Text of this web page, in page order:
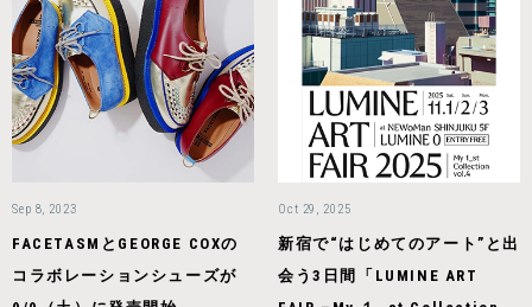
Sep 8, 2023
FACETASMとGEORGE COXの
コラボレーションシューズが
Oct 29, 2025
新宿で“はじめてのアート”と出
会う3日間「LUMINE ART